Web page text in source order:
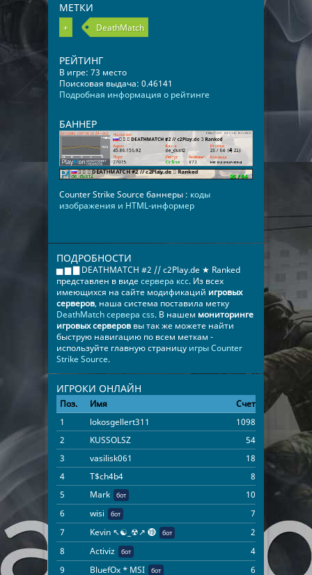
МЕТКИ
+ DeathMatch
РЕЙТИНГ
В игре: 73 место
Поисковая выдача: 0.46141
Подробная информация о рейтинге
БАННЕР
Counter Strike Source баннеры : коды
изображения и HTML-информер
ПОДРОБНОСТИ
▅ ▆ ▇ DEATHMATCH #2 // c2Play.de ★ Ranked
представлен в видесервера ксс. Из всех
имеющихся на сайте модификаций игровых
серверов, наша система поставила метку
DeathMatch сервера css. В нашем мониторинге
игровых серверов вы так же можете найти
быструю навигацию по всем меткам -
используйте главную страницу игры Counter
Strike Source.
ИГРОКИ ОНЛАЙН
Поз. Имя Счет Время
1
lokosgellert311 1098
2
KUSSOLSZ 54 08:38:28
3
vasilisk061 18
4
T$ch4b4 8
5
Mark бот 10 21:06:24
6
wisi бот 7
7
Kevin ↖☯_☢↗ ⓳ бот 2 21:06:24
8
Activiz бот 4 21:06:24
9
BluefOx * MSI бот 6 21:06:24